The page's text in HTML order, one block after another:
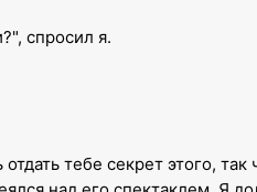
спросил я.
тебе секрет этого,